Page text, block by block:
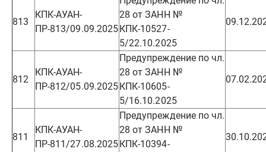
813
КПК-АУАН-
ПР-813/09.09.2025
28 от ЗАНН №
КПК-10527-
5/22.10.2025
812
КПК-АУАН-
ПР-812/05.09.2025
Предупреждение по чл.
28 от ЗАНН №
КПК-10605-
5/16.10.2025
811
КПК-АУАН-
ПР-811/27.08.2025
Предупреждение по чл.
28 от ЗАНН №
КПК-10394-